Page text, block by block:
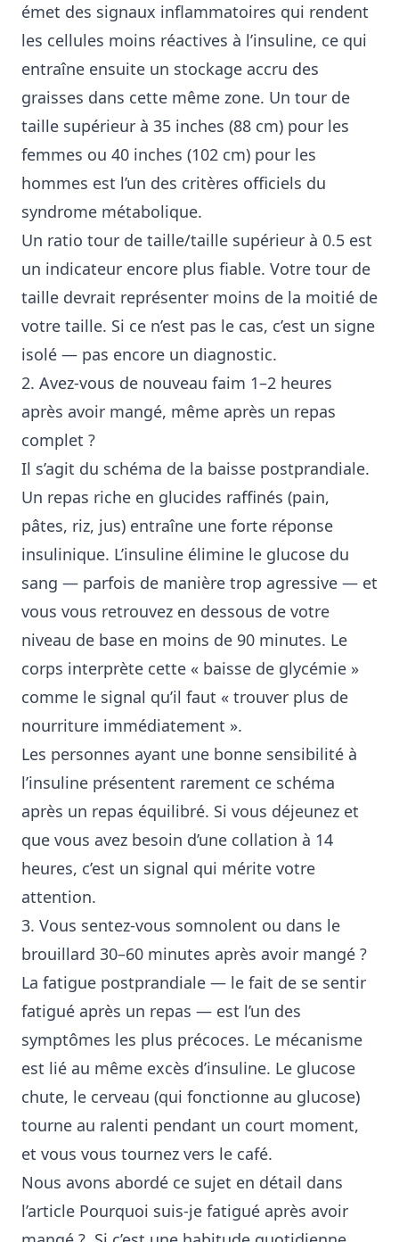
émet des signaux inflammatoires qui rendent
les cellules moins réactives à l’insuline, ce qui
entraîne ensuite un stockage accru des
graisses dans cette même zone. Un tour de
taille supérieur à 35 inches (88 cm) pour les
femmes ou 40 inches (102 cm) pour les
hommes est l’un des critères officiels du
syndrome métabolique.
Un ratio tour de taille/taille supérieur à 0.5 est
un indicateur encore plus fiable. Votre tour de
taille devrait représenter moins de la moitié de
votre taille. Si ce n’est pas le cas, c’est un signe
isolé — pas encore un diagnostic.
2. Avez-vous de nouveau faim 1–2 heures
après avoir mangé, même après un repas
complet ?
Il s’agit du schéma de la baisse postprandiale.
Un repas riche en glucides raffinés (pain,
pâtes, riz, jus) entraîne une forte réponse
insulinique. L’insuline élimine le glucose du
sang — parfois de manière trop agressive — et
vous vous retrouvez en dessous de votre
niveau de base en moins de 90 minutes. Le
corps interprète cette « baisse de glycémie »
comme le signal qu’il faut « trouver plus de
nourriture immédiatement ».
Les personnes ayant une bonne sensibilité à
l’insuline présentent rarement ce schéma
après un repas équilibré. Si vous déjeunez et
que vous avez besoin d’une collation à 14
heures, c’est un signal qui mérite votre
attention.
3. Vous sentez-vous somnolent ou dans le
brouillard 30–60 minutes après avoir mangé ?
La fatigue postprandiale — le fait de se sentir
fatigué après un repas — est l’un des
symptômes les plus précoces. Le mécanisme
est lié au même excès d’insuline. Le glucose
chute, le cerveau (qui fonctionne au glucose)
tourne au ralenti pendant un court moment,
et vous vous tournez vers le café.
Nous avons abordé ce sujet en détail dans
l’article Pourquoi suis-je fatigué après avoir